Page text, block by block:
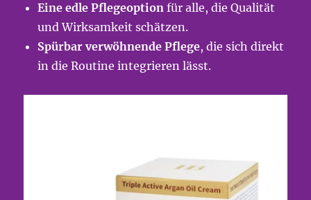
Eine edle Pflegeoption für alle, die Qualität
und Wirksamkeit schätzen.
Spürbar verwöhnende Pflege, die sich direkt
in die Routine integrieren lässt.